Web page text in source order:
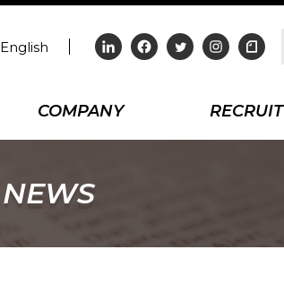
English
COMPANY RECRUIT
NEWS